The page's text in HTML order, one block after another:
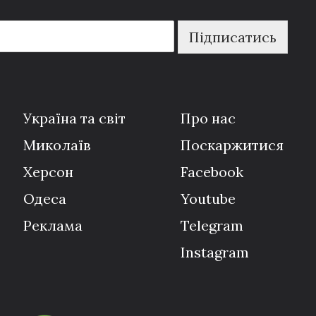
Підписатись
Україна та світ
Миколаїв
Херсон
Одеса
Реклама
Про нас
Поскаржитися
Facebook
Youtube
Telegram
Instagram